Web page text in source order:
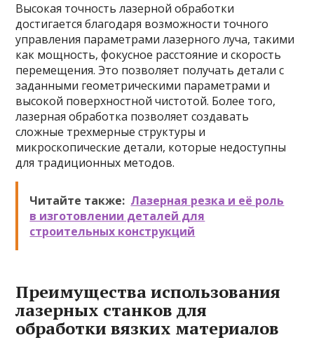
Высокая точность лазерной обработки
достигается благодаря возможности точного
управления параметрами лазерного луча, такими
как мощность, фокусное расстояние и скорость
перемещения. Это позволяет получать детали с
заданными геометрическими параметрами и
высокой поверхностной чистотой. Более того,
лазерная обработка позволяет создавать
сложные трехмерные структуры и
микроскопические детали, которые недоступны
для традиционных методов.
Читайте также: Лазерная резка и её роль
в изготовлении деталей для
строительных конструкций
Преимущества использования
лазерных станков для
обработки вязких материалов